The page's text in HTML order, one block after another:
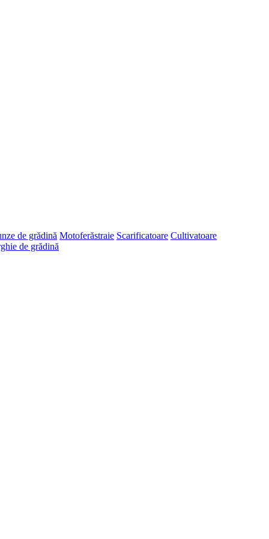
de grădină Motoferăstraie Scarificatoare Cultivatoare
de grădină